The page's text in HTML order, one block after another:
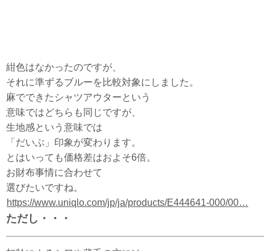
紺色はなかったのですが、
それに準ずるブルーを比較対象にしました。
麻でできたシャツアウターという
意味ではどちらも同じですが、
生地感という意味では
「だいぶ」印象が変わります。
とはいっても価格差はおよそ6倍。
お財布事情に合わせて
選びたいですね。
https://www.uniqlo.com/jp/ja/products/E444641-000/00…
ただし・・・